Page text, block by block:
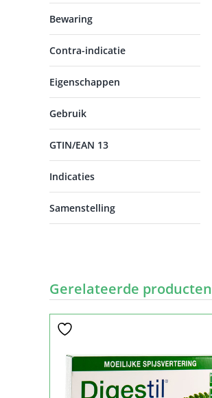
Bewaring
Contra-indicatie
Eigenschappen
Gebruik
GTIN/EAN 13
Indicaties
Samenstelling
Gerelateerde producten